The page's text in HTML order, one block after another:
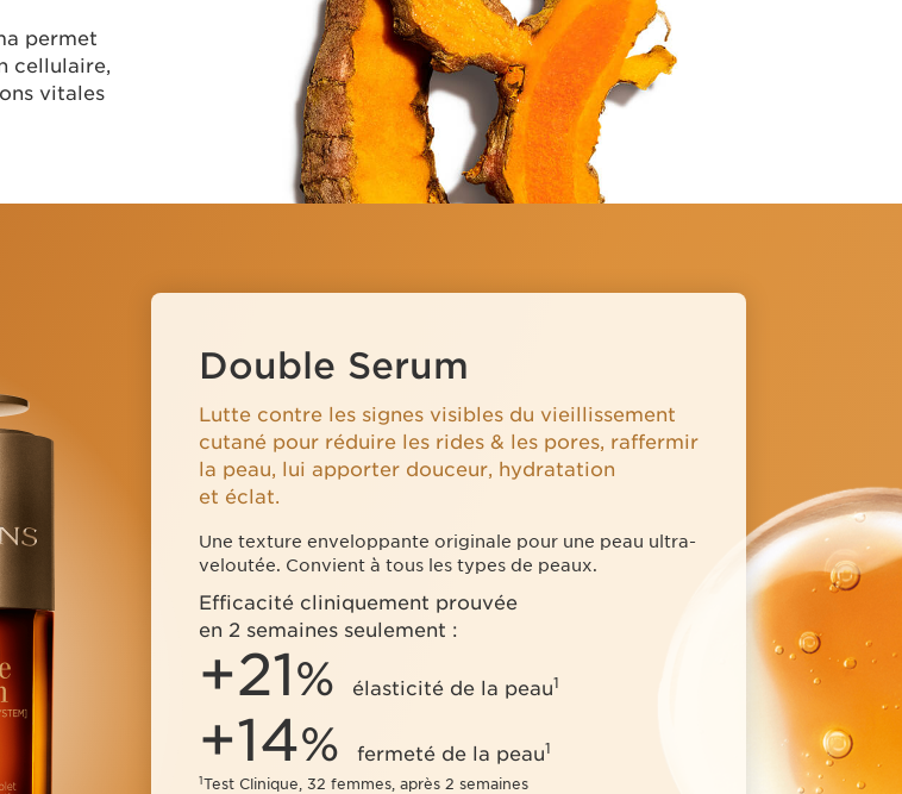
permet
cellulaire,
vitales
Double Serum
Lutte contre les signes visibles du vieillissement
cutané pour réduire les rides & les pores, raffermir
la peau, lui apporter douceur, hydratation
et éclat.
Une texture enveloppante originale pour une peau ultra-
veloutée. Convient à tous les types de peaux.
Efficacité cliniquement prouvée
en 2 semaines seulement :
+21% élasticité de la peau1
+14% fermeté de la peau1
1Test Clinique, 32 femmes, après 2 semaines